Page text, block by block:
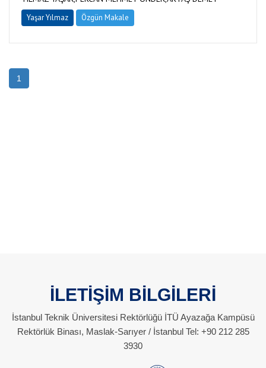
Yaşar Yılmaz Özgün Makale
1
İLETİŞİM BİLGİLERİ
İstanbul Teknik Üniversitesi Rektörlüğü İTÜ Ayazağa Kampüsü
Rektörlük Binası, Maslak-Sarıyer / İstanbul Tel: +90 212 285
3930